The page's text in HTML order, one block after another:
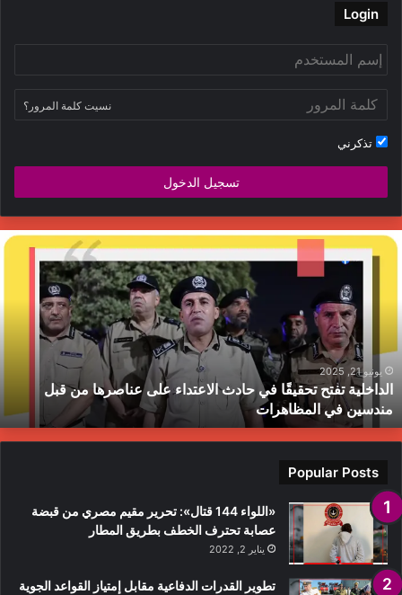
Login
نسيت كلمة المرور؟
تذكرني
تسجيل الدخول
الداخلية
على
عناصرها
قبل
مندسين
في
المظاهرات
يونيو 21, 2025
الداخلية تفتح تحقيقًا في حادث الاعتداء على عناصرها من قبل
مندسين في المظاهرات
Popular Posts
«اللواء 144 قتال»: تحرير مقيم مصري من قبضة
عصابة تحترف الخطف بطريق المطار
يناير 2, 2022
تطوير القدرات الدفاعية مقابل إمتياز القواعد الجوية